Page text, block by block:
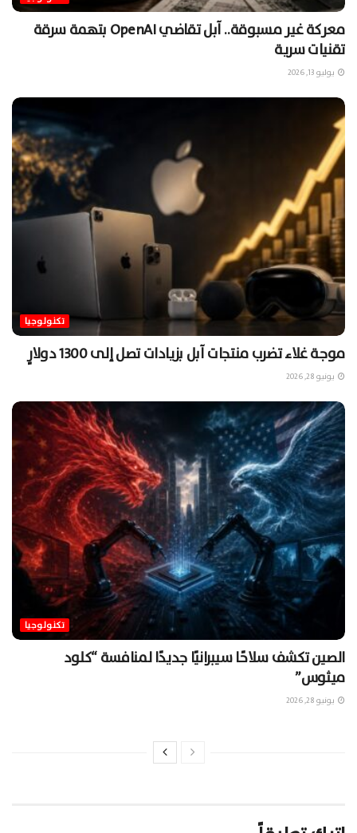
معركة غير مسبوقة.. آبل تقاضي OpenAI بتهمة سرقة
تقنيات سرية
يوليو 13, 2026
تكنولوجيا
موجة غلاء تضرب منتجات آبل بزيادات تصل إلى 1300 دولارٍ
يونيو 28, 2026
تكنولوجيا
الصين تكشف سلاحًا سيبرانيًا جديدًا لمنافسة “كلود
ميثوس”
يونيو 28, 2026